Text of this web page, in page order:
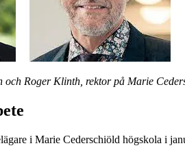
och Roger Klinth, rektor på Marie
i Marie Cederschiöld högskola i